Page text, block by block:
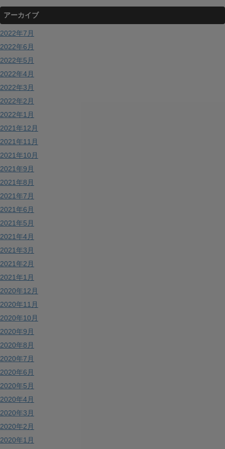
アーカイブ
2022年7月
2022年6月
2022年5月
2022年4月
2022年3月
2022年2月
2022年1月
2021年12月
2021年11月
2021年10月
2021年9月
2021年8月
2021年7月
2021年6月
2021年5月
2021年4月
2021年3月
2021年2月
2021年1月
2020年12月
2020年11月
2020年10月
2020年9月
2020年8月
2020年7月
2020年6月
2020年5月
2020年4月
2020年3月
2020年2月
2020年1月